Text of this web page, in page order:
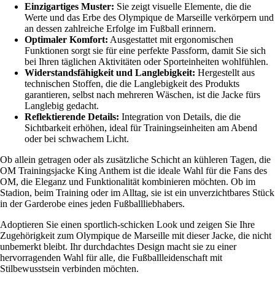
Einzigartiges Muster: Sie zeigt visuelle Elemente, die die
Werte und das Erbe des Olympique de Marseille verkörpern und
an dessen zahlreiche Erfolge im Fußball erinnern.
Optimaler Komfort: Ausgestattet mit ergonomischen
Funktionen sorgt sie für eine perfekte Passform, damit Sie sich
bei Ihren täglichen Aktivitäten oder Sporteinheiten wohlfühlen.
Widerstandsfähigkeit und Langlebigkeit: Hergestellt aus
technischen Stoffen, die die Langlebigkeit des Produkts
garantieren, selbst nach mehreren Wäschen, ist die Jacke fürs
Langlebig gedacht.
Reflektierende Details: Integration von Details, die die
Sichtbarkeit erhöhen, ideal für Trainingseinheiten am Abend
oder bei schwachem Licht.
Ob allein getragen oder als zusätzliche Schicht an kühleren Tagen, die
OM Trainingsjacke King Anthem ist die ideale Wahl für die Fans des
OM, die Eleganz und Funktionalität kombinieren möchten. Ob im
Stadion, beim Training oder im Alltag, sie ist ein unverzichtbares Stück
in der Garderobe eines jeden Fußballliebhabers.
Adoptieren Sie einen sportlich-schicken Look und zeigen Sie Ihre
Zugehörigkeit zum Olympique de Marseille mit dieser Jacke, die nicht
unbemerkt bleibt. Ihr durchdachtes Design macht sie zu einer
hervorragenden Wahl für alle, die Fußballleidenschaft mit
Stilbewusstsein verbinden möchten.